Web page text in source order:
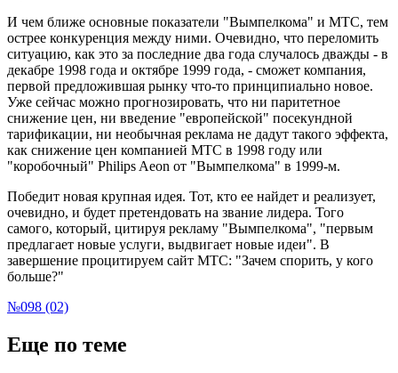
И чем ближе основные показатели "Вымпелкома" и МТС, тем
острее конкуренция между ними. Очевидно, что переломить
ситуацию, как это за последние два года случалось дважды - в
декабре 1998 года и октябре 1999 года, - сможет компания,
первой предложившая рынку что-то принципиально новое.
Уже сейчас можно прогнозировать, что ни паритетное
снижение цен, ни введение "европейской" посекундной
тарификации, ни необычная реклама не дадут такого эффекта,
как снижение цен компанией МТС в 1998 году или
"коробочный" Philips Aeon от "Вымпелкома" в 1999-м.
Победит новая крупная идея. Тот, кто ее найдет и реализует,
очевидно, и будет претендовать на звание лидера. Того
самого, который, цитируя рекламу "Вымпелкома", "первым
предлагает новые услуги, выдвигает новые идеи". В
завершение процитируем сайт МТС: "Зачем спорить, у кого
больше?"
№098 (02)
Еще по теме